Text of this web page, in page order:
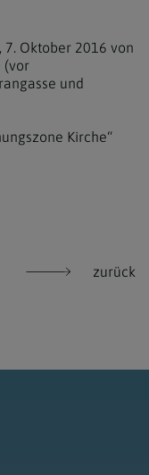
7. Oktober 2016 von
(vor
und
Kirche“
zurück